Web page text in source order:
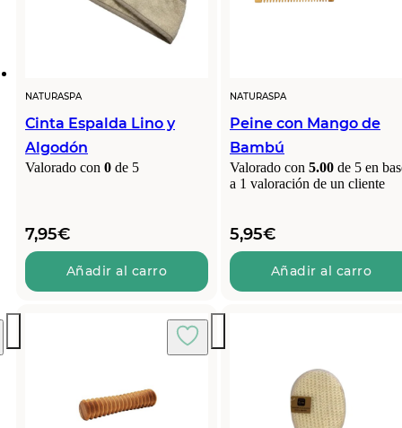
NATURASPA
Cinta Espalda Lino y
Algodón
Valorado con 0 de 5
7,95€
Añadir al carro
NATURASPA
Peine con Mango de
Bambú
Valorado con 5.00 de 5 en
a 1 valoración de un cliente
5,95€
Añadir al carro